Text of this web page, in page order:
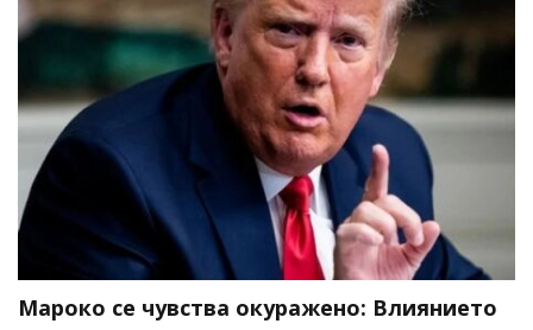
Мароко се чувства окуражено: Влиянието